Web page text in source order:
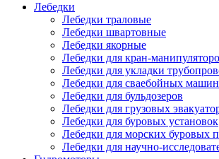
Лебедки
Лебедки траловые
Лебедки швартовные
Лебедки якорные
Лебедки для кран-
Лебедки для укладки
Лебедки для сваебойных машин
Лебедки для бульдозеров
Лебедки для грузовых
Лебедки для буровых установок
Лебедки для морских буровых
Лебедки для научно-